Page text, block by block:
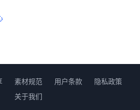
素材规范 用户条款
隐私政策
关于我们